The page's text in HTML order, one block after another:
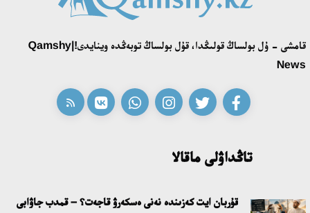
قامشى - ۇل بولساڭ قولىڭدا، قۇل بولساڭ توبەڭدە وينايدى!|Qamshy
News
تاڭداۋلى ماقالا
قۇربان ايت كەزىندە نەنى ەسكەرۋ قاجەت؟ – قمدب جاۋابى